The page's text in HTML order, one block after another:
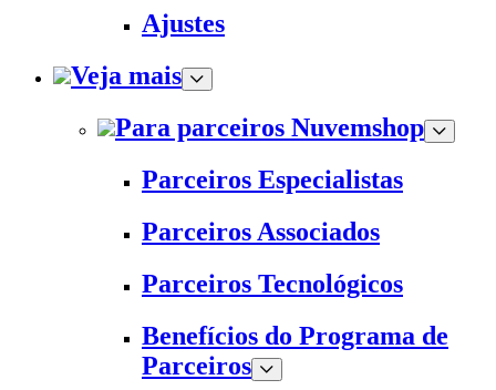
Ajustes
Veja mais
Para parceiros Nuvemshop
Parceiros Especialistas
Parceiros Associados
Parceiros Tecnológicos
Benefícios do Programa de
Parceiros